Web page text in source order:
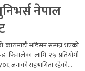
नेपाल
काठमाडौं अडिसन सम्पन्न भएको
फिनालेका लागि २५ प्रतियोगी
जनाको सहभागिता रहेको...